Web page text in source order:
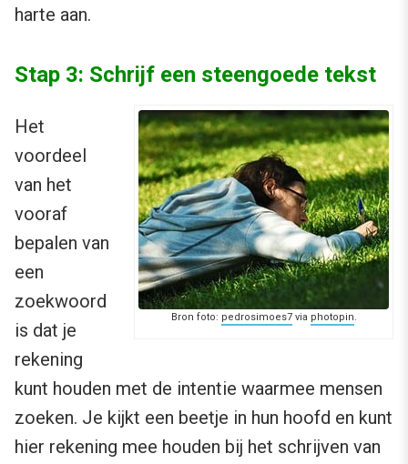
harte aan.
Stap 3: Schrijf een steengoede tekst
Bron foto: pedrosimoes7via photopin.
Het
voordeel
van het
vooraf
bepalen van
een
zoekwoord
is dat je
rekening
kunt houden met de intentie waarmee mensen
zoeken. Je kijkt een beetje in hun hoofd en kunt
hier rekening mee houden bij het schrijven van